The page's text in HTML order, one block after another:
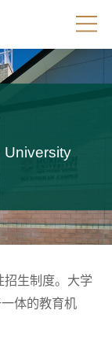
University
招生制度。大学
体的教育机